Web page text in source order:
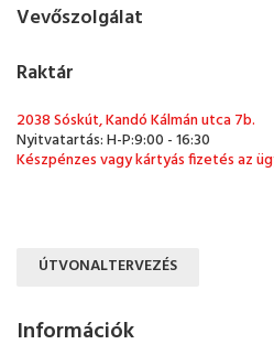
Vevőszolgálat
Raktár
2038 Sóskút, Kandó Kálmán utca 7b.
Nyitvatartás: H-P:9:00 - 16:30
Készpénzes vagy kártyás fizetés az
ÚTVONALTERVEZÉS
Információk